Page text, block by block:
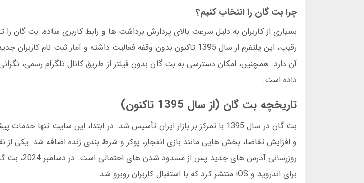
چرا بت گان را انتخاب کنیم؟
بسیاری از کاربران به دلیل سرعت بالای پردازش برداشت ها و رابط کاربری ساده، بت
آن دارد. همچنین، امکان دسترسی به بت گان بدون فیلتر از طریق کانال تلگرام رسمی،
داده است.
تاریخچه بت گان (از سال 1395 تاکنون)
بت گان در سال 1395 با تمرکز بر بازار ایران تأسیس شد. در ابتدا، این سایت
و افزایش تقاضا، بخش هایی مانند بازی انفجار، پوکر و شرط بندی زنده اضافه شد. یکی از
روزرسانی آدرس
برای اندروید و iOS منتشر کرد که با استقبال کاربران روبرو شد.